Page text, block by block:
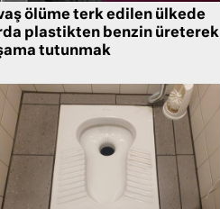
ölüme terk edilen ülkede
plastikten benzin üreterek
tutunmak